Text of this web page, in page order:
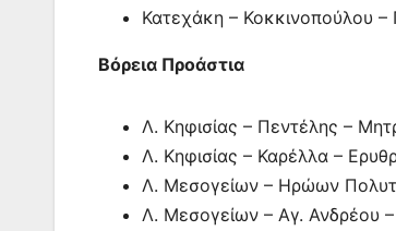
Κατεχάκη – Κοκκινοπούλου –
Βόρεια Προάστια
Λ. Κηφισίας – Πεντέλης –
Λ. Κηφισίας – Καρέλλα –
Λ. Μεσογείων – Ηρώων
Λ. Μεσογείων – Αγ. Ανδρέου